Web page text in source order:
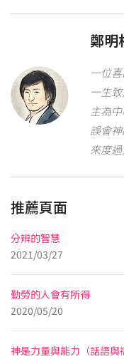
鄭明
一位
一生
主為
誤會
來度
推薦頁面
分辨的智慧
2021/03/27
勤勞的人會有所得
2020/05/20
神是力量與能力（話語與